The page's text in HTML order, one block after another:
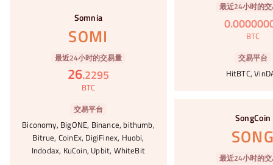
最近24小时的
0.
BTC
交易平台
HitBTC,
Somnia
SOMI
最近24小时的交易量
26.2295
BTC
交易平台
Biconomy, BigONE, Binance, bithumb,
Bitrue, CoinEx, DigiFinex, Huobi,
Indodax, KuCoin, Upbit, WhiteBit
SongCoin
最近24小时的